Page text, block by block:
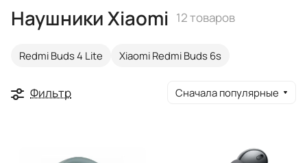
Наушники Xiaomi 12 товаров
Redmi Buds 4 Lite Xiaomi Redmi Buds 6s
Фильтр Сначала популярные